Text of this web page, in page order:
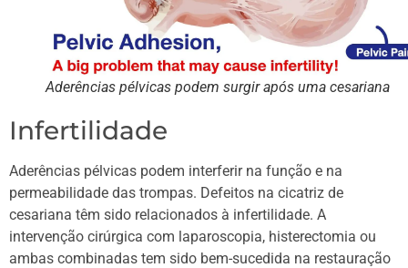
Aderências pélvicas podem surgir após uma cesariana
Infertilidade
Aderências pélvicas podem interferir na função e na
permeabilidade das trompas. Defeitos na cicatriz de
cesariana têm sido relacionados à infertilidade. A
intervenção cirúrgica com laparoscopia, histerectomia ou
ambas combinadas tem sido bem-sucedida na restauração